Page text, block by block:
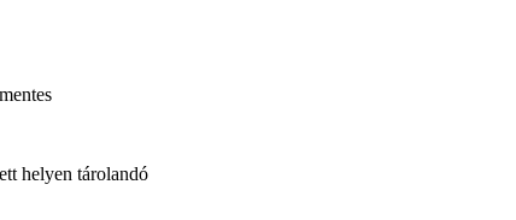
helyen tárolandó